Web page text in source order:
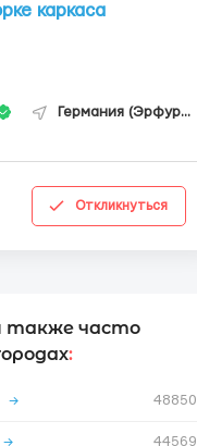
каркаса
Германия (Эрфурт)
Откликнуться
также часто
:
→ 48850
→ 44569